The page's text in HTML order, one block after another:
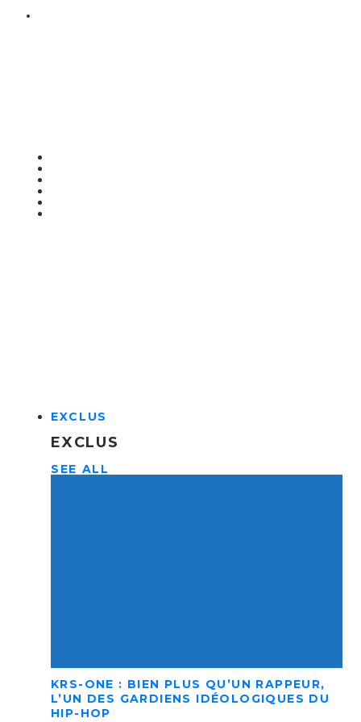
EXCLUS
EXCLUS
SEE ALL
KRS-ONE : BIEN PLUS QU’UN RAPPEUR,
L’UN DES GARDIENS IDÉOLOGIQUES DU
HIP-HOP